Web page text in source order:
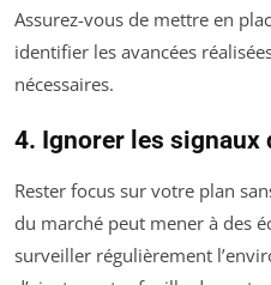
Assurez-vous de mettre en
identifier les avancées
nécessaires.
4. Ignorer les signaux
Rester focus sur votre plan
du marché peut mener à des
surveiller régulièrement